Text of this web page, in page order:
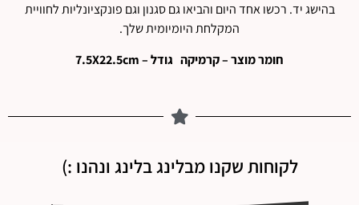
בהישג יד. רכשו אחד היום והביאו גם סגנון וגם פונקציונליות לחוויית
המקלחת היומיומית שלך.
חומר מוצר – קרמיקה גודל – 7.5X22.5cm
לקוחות שקנו מבלינג בלינג ונהנו :)